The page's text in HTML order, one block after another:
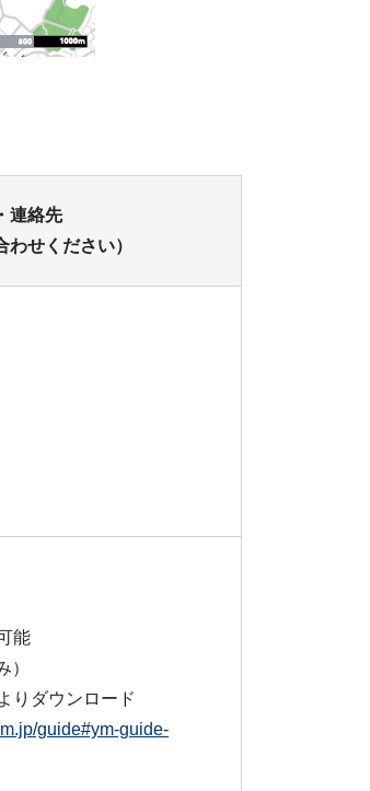
連絡先
わせください）
能
）
りダウンロード
guide#ym-guide-